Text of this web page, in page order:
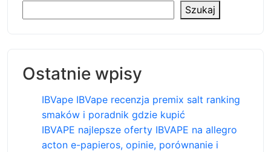
Szukaj
Ostatnie wpisy
IBVape IBVape recenzja premix salt ranking
smaków i poradnik gdzie kupić
IBVAPE najlepsze oferty IBVAPE na allegro
acton e-papieros, opinie, porównanie i